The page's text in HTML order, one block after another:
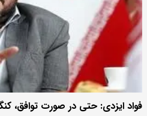
فواد ایزدی: حتی در صورت توافق،